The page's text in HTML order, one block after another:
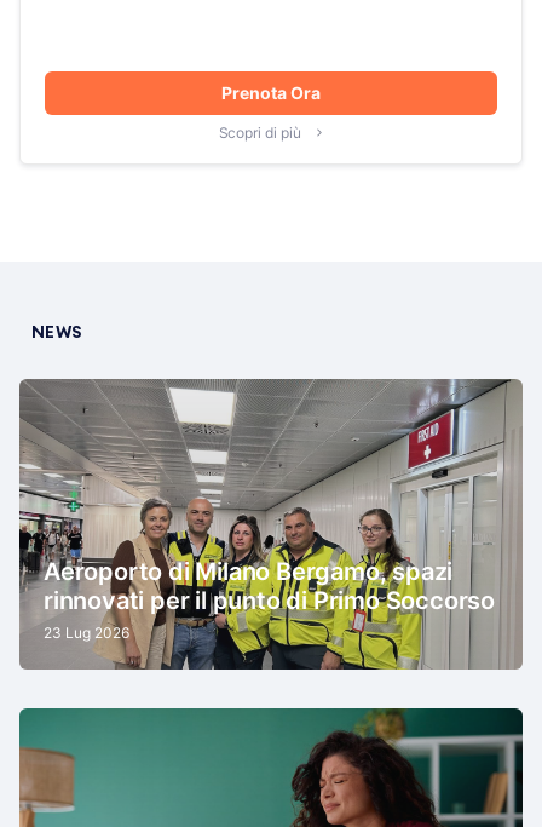
Prenota Ora
Scopri di più
NEWS
Aeroporto di Milano Bergamo, spazi
rinnovati per il punto di Primo Soccorso
23 Lug 2026